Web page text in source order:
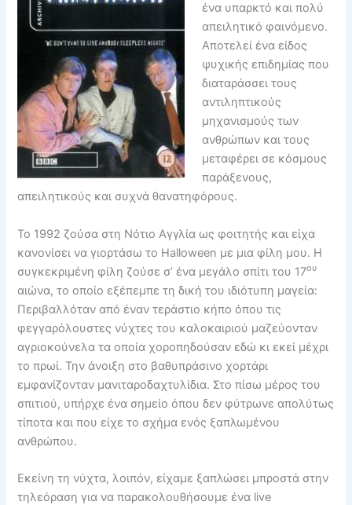
ένα υπαρκτό και πολύ
απειλητικό φαινόμενο.
Αποτελεί ένα είδος
ψυχικής επιδημίας που
διαταράσσει τους
αντιληπτικούς
μηχανισμούς των
ανθρώπων και τους
μεταφέρει σε κόσμους
παράξενους,
απειλητικούς και συχνά θανατηφόρους.
Το 1992 ζούσα στη Νότιο Αγγλία ως φοιτητής και είχα
κανονίσει να γιορτάσω το Halloween με μια φίλη μου. Η
συγκεκριμένη φίλη ζούσε σ’ ένα μεγάλο σπίτι του 17ου
αιώνα, το οποίο εξέπεμπε τη δική του ιδιότυπη μαγεία:
Περιβαλλόταν από έναν τεράστιο κήπο όπου τις
φεγγαρόλουστες νύχτες του καλοκαιριού μαζεύονταν
αγριοκούνελα τα οποία χοροπηδούσαν εδώ κι εκεί μέχρι
το πρωί. Την άνοιξη στο βαθυπράσινο χορτάρι
εμφανίζονταν μανιταροδαχτυλίδια. Στο πίσω μέρος του
σπιτιού, υπήρχε ένα σημείο όπου δεν φύτρωνε απολύτως
τίποτα και που είχε το σχήμα ενός ξαπλωμένου
ανθρώπου.
Εκείνη τη νύχτα, λοιπόν, είχαμε ξαπλώσει μπροστά στην
τηλεόραση για να παρακολουθήσουμε ένα live